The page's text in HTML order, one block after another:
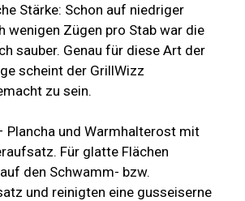
Stärke: Schon auf niedriger
wenigen Zügen pro Stab war die
sauber. Genau für diese Art der
scheint der GrillWizz
zu sein.
Plancha und Warmhalterost mit
Für glatte Flächen
den Schwamm- bzw.
und reinigten eine gusseiserne